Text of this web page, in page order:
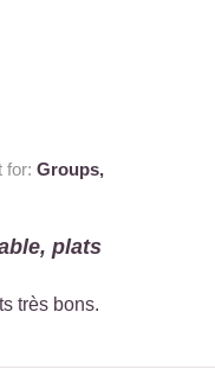
for: Groups,
plats
très bons.